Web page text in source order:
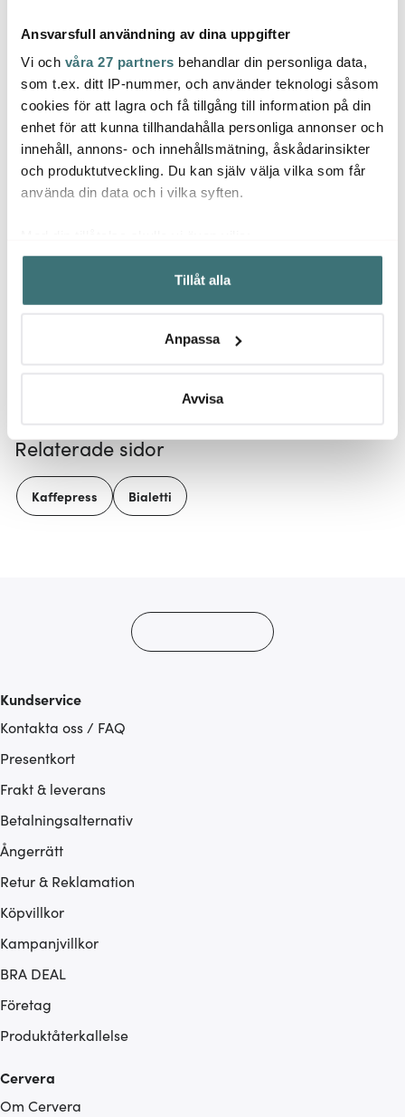
Ansvarsfull användning av dina uppgifter
Vi och våra 27 partners behandlar din personliga data,
som t.ex. ditt IP-nummer, och använder teknologi såsom
cookies för att lagra och få tillgång till information på din
enhet för att kunna tillhandahålla personliga annonser och
innehåll, annons- och innehållsmätning, åskådarinsikter
och produktutveckling. Du kan själv välja vilka som får
använda din data och i vilka syften.
Samla in information om din geografiska plats som
kan ha en noggrannhet på upp till flera meter
Identifiera din enhet genom att aktivt skanna den för
Ta reda på mer om hur dina personliga uppgifter
Du kan ändra eller dra tillbaka ditt samtycke när som
Vi använder cookies för att innehållet och annonserna
ska anpassas efter det som vi tror att du tycker om. Det
gör också att vi kan analysera vår trafik och göra
Tillåt alla
Anpassa
Avvisa
Bialetti
Reservglas 35 cl Klar
149 kr
Zassenhaus
Brasilia Kaffekvarn
Svart
1075 kr
Låt dig inspireras av våra kunder
Relaterade sidor
Kaffepress Bialetti
Kundservice
Kontakta oss / FAQ
Presentkort
Frakt & leverans
Betalningsalternativ
Ångerrätt
Retur & Reklamation
Köpvillkor
Kampanjvillkor
BRA DEAL
Företag
Produktåterkallelse
Cervera
Om Cervera